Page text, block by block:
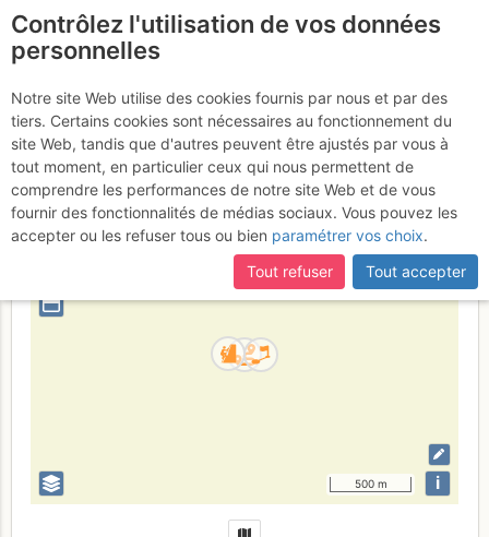
La Culaz : La Culaz
France Haute-Savoie Bornes - Aravis
+
–
500 m i
Contrôlez l'utilisation de vos données
personnelles
Notre site Web utilise des cookies fournis par nous et par des
tiers. Certains cookies sont nécessaires au fonctionnement du
site Web, tandis que d'autres peuvent être ajustés par vous à
tout moment, en particulier ceux qui nous permettent de
comprendre les performances de notre site Web et de vous
fournir des fonctionnalités de médias sociaux. Vous pouvez les
accepter ou les refuser tous ou bien paramétrer vos choix.
Tout refuser
Tout accepter